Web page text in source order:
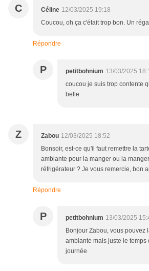
C Céline 12/03/2025 19:18
Coucou, oh ça c'était trop bon. Un
Répondre
P petitbohnium 13/03/2025
coucou je suis trop contente
belle
Z Zabou 12/03/2025 18:52
Bonsoir, est-ce qu'il faut remettre la
ambiante pour la manger ou la
réfrigérateur ? Je vous remercie, bon
Répondre
P petitbohnium 13/03/2025
Bonjour Zabou, vous pouvez
ambiante mais juste le temps
journée